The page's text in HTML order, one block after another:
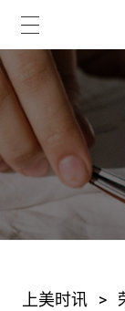
上美时讯 >